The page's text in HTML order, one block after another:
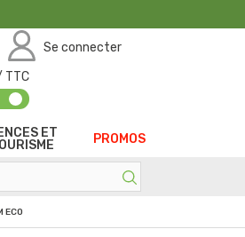
Se connecter
TTC
ET
PROMOS
ECO